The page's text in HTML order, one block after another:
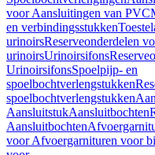
voor Aansluitingen van PVC
en verbindingsstukken
urinoirsReserveonderdelen
urinoirsUrinoirsifons
UrinoirsifonsSpoelpijp- en
spoelbochtverlengstukken
spoelbochtverlengstukken
AansluitstukAansluitbochten
Aansluitbochten
voor Afvoergarnituren voor